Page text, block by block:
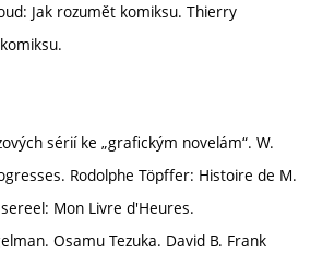
Jak rozumět komiksu. Thierry
sérií ke „grafickým novelám“. W.
Rodolphe Töpffer: Histoire de M.
Mon Livre d'Heures.
Osamu Tezuka. David B. Frank